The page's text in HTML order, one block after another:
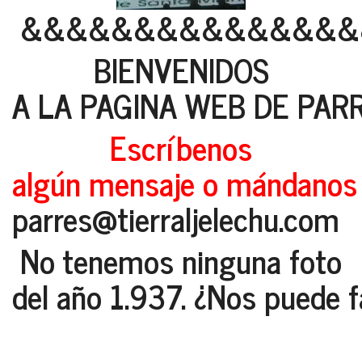
BIENVENIDOS
A LA PAGINA WEB DE
Escríbenos
algún mensaje o
parres@tierraljelechu.com
No tenemos ninguna foto
del año 1.937. ¿Nos puede